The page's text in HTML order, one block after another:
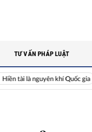
là nguyên khí Quốc gia
TƯ VẤN PHÁP LUẬT